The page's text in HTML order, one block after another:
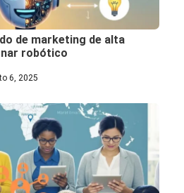
de marketing de alta
robótico
6, 2025